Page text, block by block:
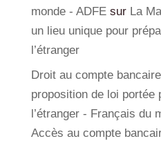
monde - ADFEsur La
un lieu unique pour
l’étranger
Droit au compte
proposition de loi portée
l’étranger - Français du
Accès au compte